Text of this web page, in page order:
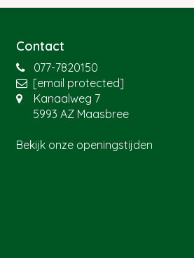
Contact
077-7820150
[email protected]
Kanaalweg 7
5993 AZ Maasbree
Bekijk onze openingstijden